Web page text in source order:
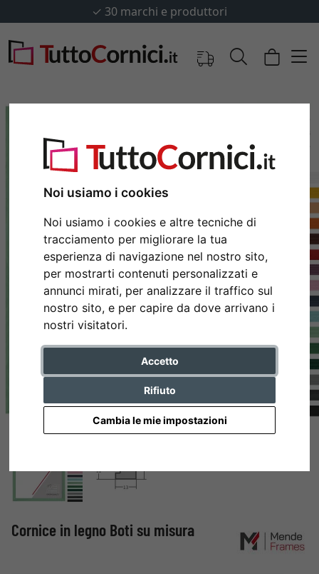
Noi usiamo i cookies
Noi usiamo i cookies e altre tecniche di
tracciamento per migliorare la tua
esperienza di navigazione nel nostro sito,
per mostrarti contenuti personalizzati e
annunci mirati, per analizzare il traffico sul
nostro sito, e per capire da dove arrivano i
nostri visitatori.
Accetto
Rifiuto
Cambia le mie impostazioni
✓ 30 marchi e produttori
Indietro
Cornice in legno Boti su misura